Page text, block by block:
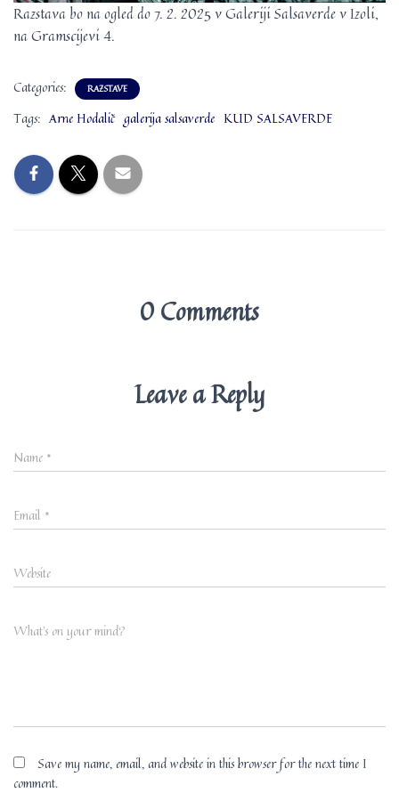
Razstava bo na ogled do 7. 2. 2025 v Galeriji Salsaverde v Izoli,
na Gramscijevi 4.
Categories: RAZSTAVE
Tags: Arne Hodalič galerija salsaverde KUD SALSAVERDE
0 Comments
Leave a Reply
Name *
Email *
Website
What's on your mind?
Save my name, email, and website in this browser for the next time I
comment.